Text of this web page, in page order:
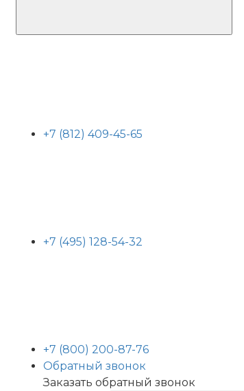
+7 (812) 409-45-65
+7 (495) 128-54-32
+7 (800) 200-87-76
Обратный звонок
Заказать обратный звонок